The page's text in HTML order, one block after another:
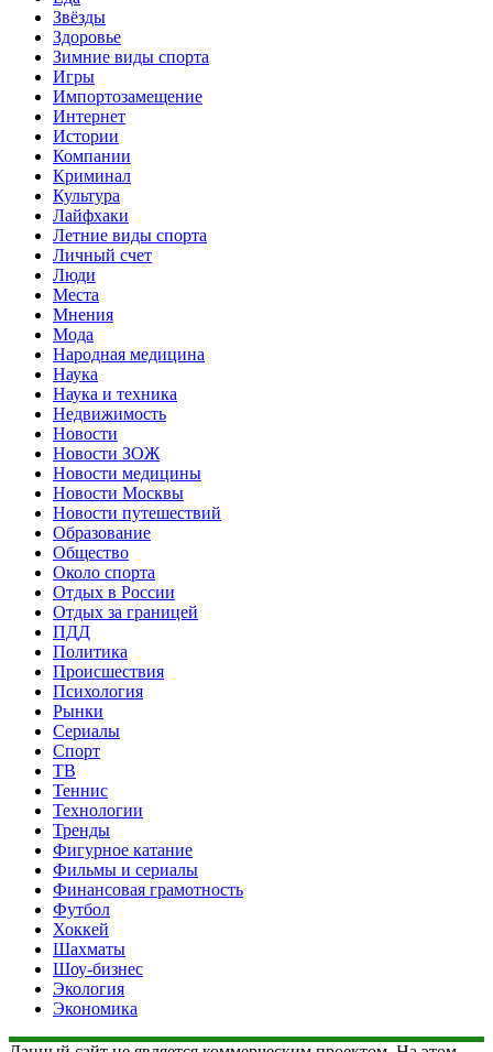
Звёзды
Здоровье
Зимние виды спорта
Игры
Импортозамещение
Интернет
Истории
Компании
Криминал
Культура
Лайфхаки
Летние виды спорта
Личный счет
Люди
Места
Мнения
Мода
Народная медицина
Наука
Наука и техника
Недвижимость
Новости
Новости ЗОЖ
Новости медицины
Новости Москвы
Новости путешествий
Образование
Общество
Около спорта
Отдых в России
Отдых за границей
ПДД
Политика
Происшествия
Психология
Рынки
Сериалы
Спорт
ТВ
Теннис
Технологии
Тренды
Фигурное катание
Фильмы и сериалы
Финансовая грамотность
Футбол
Хоккей
Шахматы
Шоу-бизнес
Экология
Экономика